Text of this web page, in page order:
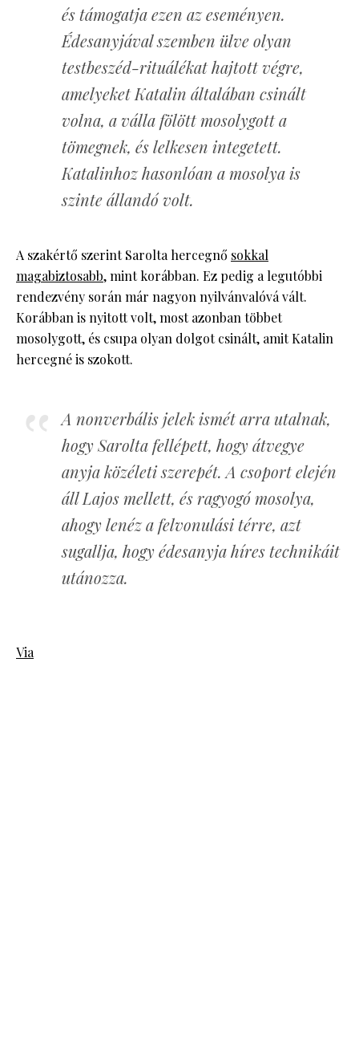
és támogatja ezen az eseményen.
Édesanyjával szemben ülve olyan
testbeszéd-rituálékat hajtott végre,
amelyeket Katalin általában csinált
volna, a válla fölött mosolygott a
tömegnek, és lelkesen integetett.
Katalinhoz hasonlóan a mosolya is
szinte állandó volt.
A szakértő szerint Sarolta hercegnő sokkal
magabiztosabb, mint korábban. Ez pedig a legutóbbi
rendezvény során már nagyon nyilvánvalóvá vált.
Korábban is nyitott volt, most azonban többet
mosolygott, és csupa olyan dolgot csinált, amit Katalin
hercegné is szokott.
A nonverbális jelek ismét arra utalnak,
hogy Sarolta fellépett, hogy átvegye
anyja közéleti szerepét. A csoport elején
áll Lajos mellett, és ragyogó mosolya,
ahogy lenéz a felvonulási térre, azt
sugallja, hogy édesanyja híres technikáit
utánozza.
Via